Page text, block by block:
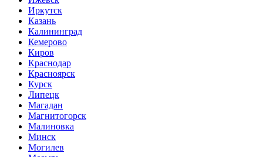
Иркутск
Казань
Калининград
Кемерово
Киров
Краснодар
Красноярск
Курск
Липецк
Магадан
Магнитогорск
Малиновка
Минск
Могилев